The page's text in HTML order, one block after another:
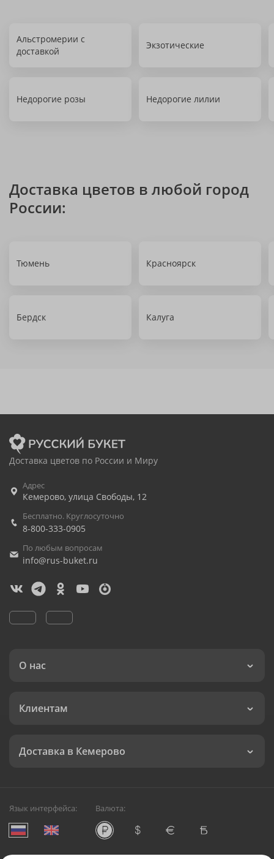
Альстромерии с
доставкой
Экзотические
Недорогие розы Недорогие лилии
Доставка цветов в любой город
России:
Тюмень Красноярск
Бердск Калуга
Доставка цветов по России и Миру
Адрес
Кемерово, улица Свободы, 12
Бесплатно. Круглосуточно
8-800-333-0905
По любым вопросам
info@rus-buket.ru
О нас
Клиентам
Доставка в Кемерово
Язык интерфейса: Валюта: